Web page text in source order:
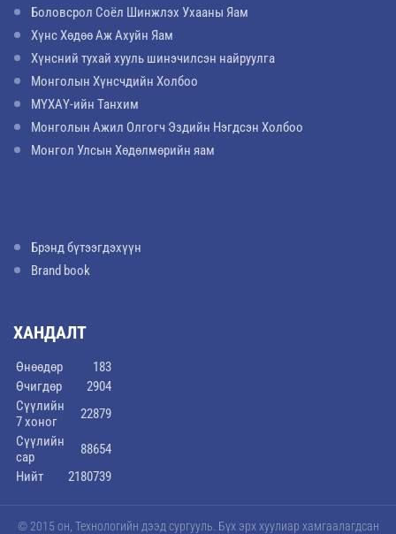
Боловсрол Соёл Шинжлэх Ухааны Яам
Хүнс Хөдөө Аж Ахуйн Яам
Хүнсний тухай хууль шинэчилсэн найруулга
Монголын Хүнсчдийн Холбоо
МҮХАҮ-ийн Танхим
Монголын Ажил Олгогч Эздийн Нэгдсэн Холбоо
Монгол Улсын Хөдөлмөрийн яам
Брэнд бүтээгдэхүүн
Brand book
ХАНДАЛТ
Өнөөдөр
183
Өчигдөр
2904
Сүүлийн
7 хоног
22879
Сүүлийн
сар
88654
Нийт
2180739
© 2015 он, Технологийн дээд сургууль. Бүх эрх хуулиар хамгаалагдсан